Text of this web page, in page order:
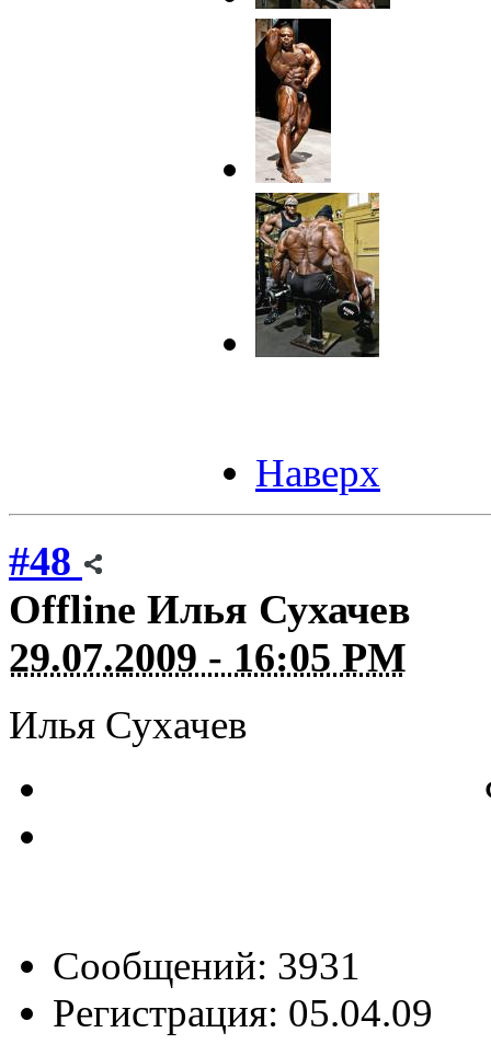
Наверх
#48
Offline Илья Сухачев
29.07.2009 - 16:05 PM
Илья Сухачев
Сообщений: 3931
Регистрация: 05.04.09